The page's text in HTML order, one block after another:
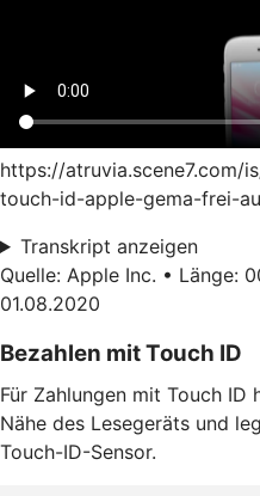
https://atruvia.scene7.com/
touch-id-apple-gema-frei-
Transkript anzeigen
Quelle: Apple Inc. • Länge:
01.08.2020
Bezahlen mit Touch ID
Für Zahlungen mit Touch ID
Nähe des Lesegeräts und
Touch-ID-Sensor.